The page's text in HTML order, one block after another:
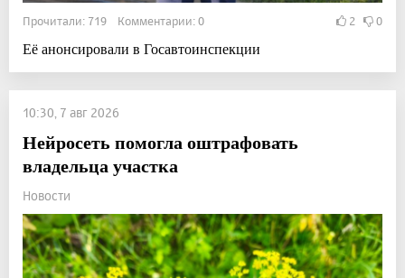
Прочитали: 719 Комментарии: 0 2 0
Её анонсировали в Госавтоинспекции
10:30, 7 авг 2026
Нейросеть помогла оштрафовать
владельца участка
Новости